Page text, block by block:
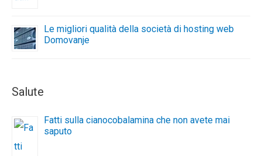
Le migliori qualità della società di hosting web
Domovanje
Salute
Fatti sulla cianocobalamina che non avete mai
saputo